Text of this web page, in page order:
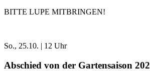
BITTE LUPE MITBRINGEN!
So., 25.10. | 12 Uhr
Abschied von der Gartensaison